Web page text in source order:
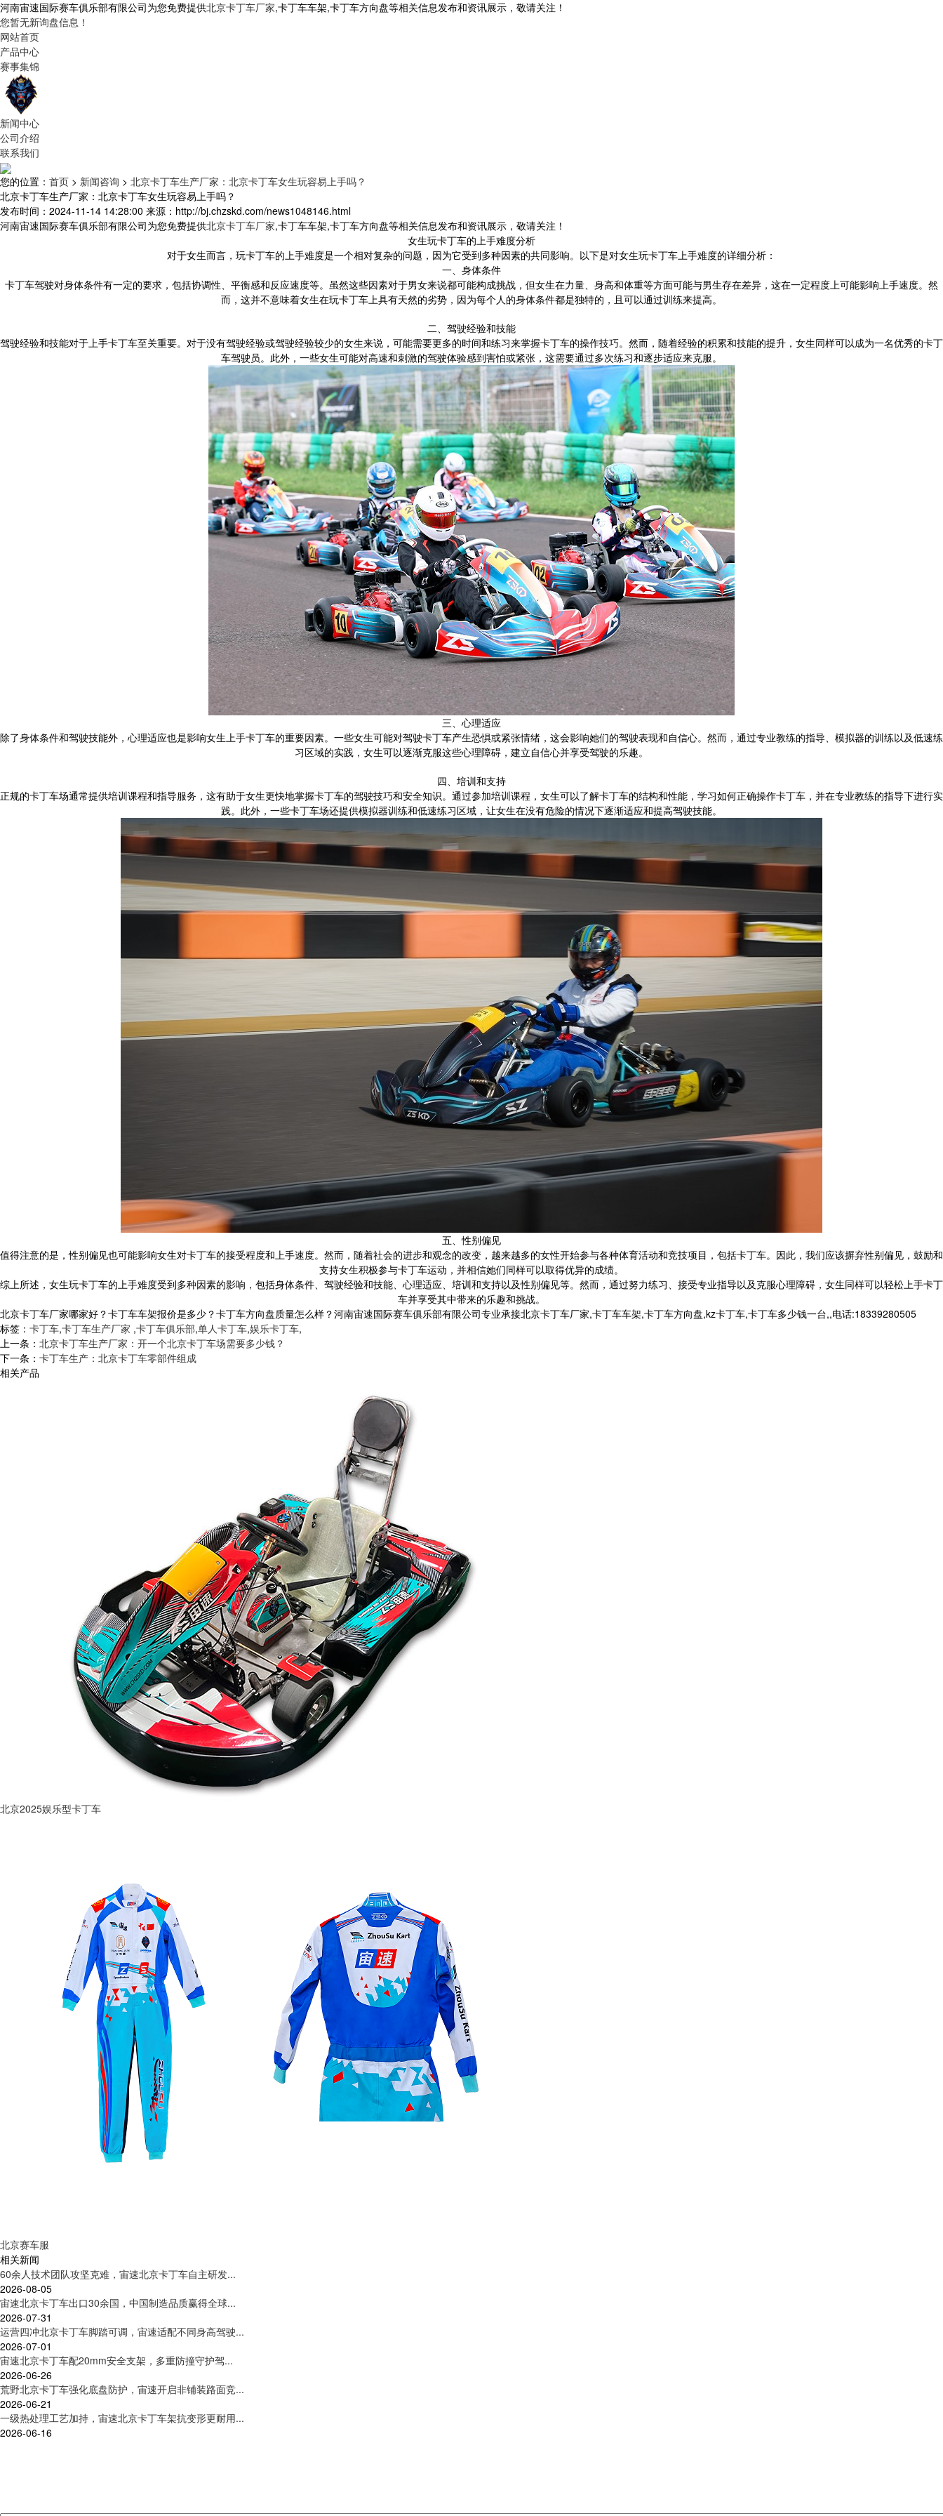
河南宙速国际赛车俱乐部有限公司为您免费提供北京卡丁车厂家,卡丁车车架,卡丁车方向盘等相关信息发布和资讯展示，敬请关注！
您暂无新询盘信息！
网站首页
产品中心
赛事集锦
新闻中心
公司介绍
联系我们
您的位置： 首页 > 新闻咨询 > 北京卡丁车生产厂家：北京卡丁车女生玩容易上手吗？
北京卡丁车生产厂家：北京卡丁车女生玩容易上手吗？
发布时间：2024-11-14 14:28:00 来源：http://bj.chzskd.com/news1048146.html
河南宙速国际赛车俱乐部有限公司为您免费提供北京卡丁车厂家,卡丁车车架,卡丁车方向盘等相关信息发布和资讯展示，敬请关注！
女生玩卡丁车的上手难度分析
对于女生而言，玩卡丁车的上手难度是一个相对复杂的问题，因为它受到多种因素的共同影响。以下是对女生玩卡丁车上手难度的详细分析：
一、身体条件
卡丁车驾驶对身体条件有一定的要求，包括协调性、平衡感和反应速度等。虽然这些因素对于男女来说都可能构成挑战，但女生在力量、身高和体重等方面可能与男生存在差异，这在一定程度上可能影响上手速度。然
而，这并不意味着女生在玩卡丁车上具有天然的劣势，因为每个人的身体条件都是独特的，且可以通过训练来提高。
二、驾驶经验和技能
驾驶经验和技能对于上手卡丁车至关重要。对于没有驾驶经验或驾驶经验较少的女生来说，可能需要更多的时间和练习来掌握卡丁车的操作技巧。然而，随着经验的积累和技能的提升，女生同样可以成为一名优秀的卡丁
车驾驶员。此外，一些女生可能对高速和刺激的驾驶体验感到害怕或紧张，这需要通过多次练习和逐步适应来克服。
三、心理适应
除了身体条件和驾驶技能外，心理适应也是影响女生上手卡丁车的重要因素。一些女生可能对驾驶卡丁车产生恐惧或紧张情绪，这会影响她们的驾驶表现和自信心。然而，通过专业教练的指导、模拟器的训练以及低速练
习区域的实践，女生可以逐渐克服这些心理障碍，建立自信心并享受驾驶的乐趣。
四、培训和支持
正规的卡丁车场通常提供培训课程和指导服务，这有助于女生更快地掌握卡丁车的驾驶技巧和安全知识。通过参加培训课程，女生可以了解卡丁车的结构和性能，学习如何正确操作卡丁车，并在专业教练的指导下进行实
践。此外，一些卡丁车场还提供模拟器训练和低速练习区域，让女生在没有危险的情况下逐渐适应和提高驾驶技能。
五、性别偏见
值得注意的是，性别偏见也可能影响女生对卡丁车的接受程度和上手速度。然而，随着社会的进步和观念的改变，越来越多的女性开始参与各种体育活动和竞技项目，包括卡丁车。因此，我们应该摒弃性别偏见，鼓励和
支持女生积极参与卡丁车运动，并相信她们同样可以取得优异的成绩。
综上所述，女生玩卡丁车的上手难度受到多种因素的影响，包括身体条件、驾驶经验和技能、心理适应、培训和支持以及性别偏见等。然而，通过努力练习、接受专业指导以及克服心理障碍，女生同样可以轻松上手卡丁
车并享受其中带来的乐趣和挑战。
北京卡丁车厂家哪家好？卡丁车车架报价是多少？卡丁车方向盘质量怎么样？河南宙速国际赛车俱乐部有限公司专业承接北京卡丁车厂家,卡丁车车架,卡丁车方向盘,kz卡丁车,卡丁车多少钱一台,,电话:18339280505
标签： 卡丁车,卡丁车生产厂家 ,卡丁车俱乐部,单人卡丁车,娱乐卡丁车,
上一条： 北京卡丁车生产厂家：开一个北京卡丁车场需要多少钱？
下一条： 卡丁车生产：北京卡丁车零部件组成
相关产品
北京2025娱乐型卡丁车
北京赛车服
相关新闻
60余人技术团队攻坚克难，宙速北京卡丁车自主研发...
2026-08-05
宙速北京卡丁车出口30余国，中国制造品质赢得全球...
2026-07-31
运营四冲北京卡丁车脚踏可调，宙速适配不同身高驾驶...
2026-07-01
宙速北京卡丁车配20mm安全支架，多重防撞守护驾...
2026-06-26
荒野北京卡丁车强化底盘防护，宙速开启非铺装路面竞...
2026-06-21
一级热处理工艺加持，宙速北京卡丁车架抗变形更耐用...
2026-06-16